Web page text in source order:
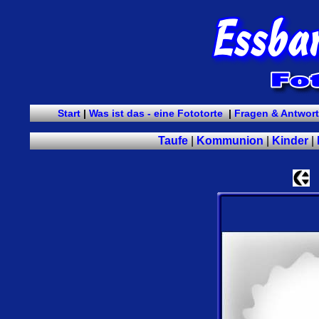
Start|Was ist das - eine Fototorte|Fragen &
Taufe|Kommunion|Kinder|